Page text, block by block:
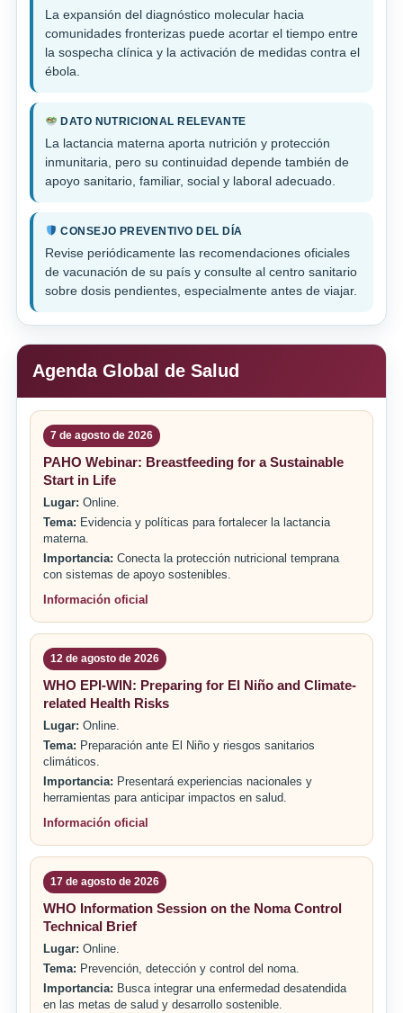
La expansión del diagnóstico molecular hacia
comunidades fronterizas puede acortar el tiempo entre
la sospecha clínica y la activación de medidas contra el
ébola.
DATO NUTRICIONAL RELEVANTE
La lactancia materna aporta nutrición y protección
inmunitaria, pero su continuidad depende también de
apoyo sanitario, familiar, social y laboral adecuado.
CONSEJO PREVENTIVO DEL DÍA
Revise periódicamente las recomendaciones oficiales
de vacunación de su país y consulte al centro sanitario
sobre dosis pendientes, especialmente antes de viajar.
Agenda Global de Salud
7 de agosto de 2026
PAHO Webinar: Breastfeeding for a Sustainable
Start in Life
Lugar: Online.
Tema: Evidencia y políticas para fortalecer la lactancia
materna.
Importancia: Conecta la protección nutricional temprana
con sistemas de apoyo sostenibles.
Información oficial
12 de agosto de 2026
WHO EPI-WIN: Preparing for El Niño and Climate-
related Health Risks
Lugar: Online.
Tema: Preparación ante El Niño y riesgos sanitarios
climáticos.
Importancia: Presentará experiencias nacionales y
herramientas para anticipar impactos en salud.
Información oficial
17 de agosto de 2026
WHO Information Session on the Noma Control
Technical Brief
Lugar: Online.
Tema: Prevención, detección y control del noma.
Importancia: Busca integrar una enfermedad desatendida
en las metas de salud y desarrollo sostenible.